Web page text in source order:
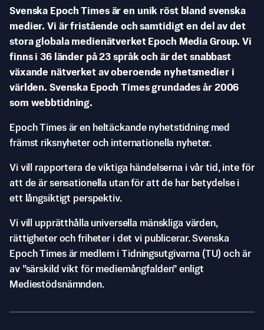
Svenska Epoch Times är en unik röst bland svenska
medier. Vi är fristående och samtidigt en del av det
stora globala medienätverket Epoch Media Group. Vi
finns i 36 länder på 23 språk och är det snabbast
växande nätverket av oberoende nyhetsmedier i
världen. Svenska Epoch Times grundades år 2006
som webbtidning.
Epoch Times är en heltäckande nyhetstidning med
främst riksnyheter och internationella nyheter.
Vi vill rapportera de viktiga händelserna i vår tid, inte för
att de är sensationella utan för att de har betydelse i
ett långsiktigt perspektiv.
Vi vill upprätthålla universella mänskliga värden,
rättigheter och friheter i det vi publicerar. Svenska
Epoch Times är medlem i Tidningsutgivarna (TU) och är
av ”särskild vikt för mediemångfalden” enligt
Mediestödsnämnden.